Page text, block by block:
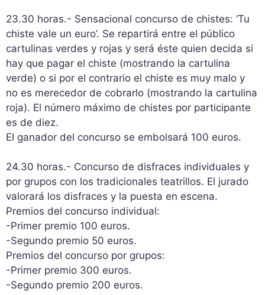
23.30 horas.- Sensacional concurso de chistes: ‘Tu
chiste vale un euro’. Se repartirá entre el público
cartulinas verdes y rojas y será éste quien decida si
hay que pagar el chiste (mostrando la cartulina
verde) o si por el contrario el chiste es muy malo y
no es merecedor de cobrarlo (mostrando la cartulina
roja). El número máximo de chistes por participante
es de diez.
El ganador del concurso se embolsará 100 euros.
24.30 horas.- Concurso de disfraces individuales y
por grupos con los tradicionales teatrillos. El jurado
valorará los disfraces y la puesta en escena.
Premios del concurso individual:
-Primer premio 100 euros.
-Segundo premio 50 euros.
Premios del concurso por grupos:
-Primer premio 300 euros.
-Segundo premio 200 euros.